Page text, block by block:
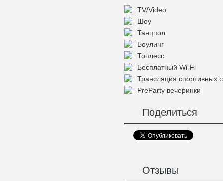
TV/Video
Шоу
Танцпол
Боулинг
Топлесс
Бесплатный Wi-Fi
Трансляция спортивных
PreParty вечеринки
Поделиться
Отзывы